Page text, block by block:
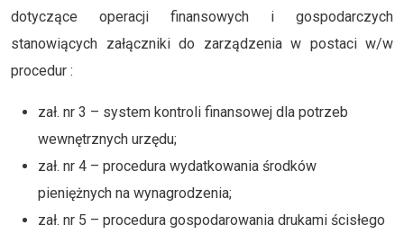
dotyczące operacji finansowych i gospodarczych
stanowiących załączniki do zarządzenia w postaci w/w
procedur :
zał. nr 3 – system kontroli finansowej dla potrzeb
wewnętrznych urzędu;
zał. nr 4 – procedura wydatkowania środków
pieniężnych na wynagrodzenia;
zał. nr 5 – procedura gospodarowania drukami ścisłego